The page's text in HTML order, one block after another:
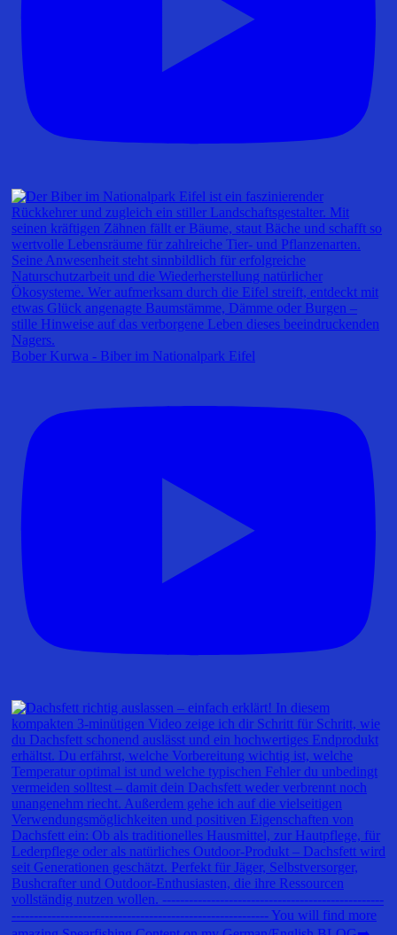
Bober Kurwa - Biber im Nationalpark Eifel